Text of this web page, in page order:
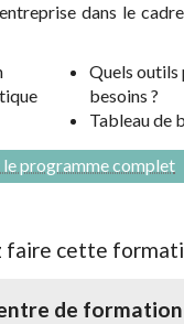
dans le
Quels outils
besoins ?
Tableau de
programme complet
faire cette
de formation